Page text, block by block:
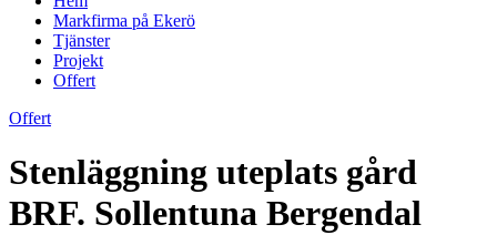
Markfirma på Ekerö
Tjänster
Projekt
Offert
Offert
Stenläggning uteplats gård
BRF. Sollentuna Bergendal